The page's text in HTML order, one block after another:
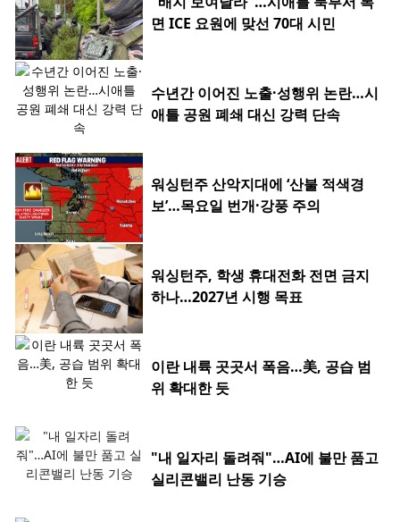
면 ICE 요원에 맞선 70대 시민
수년간 이어진 노출·성행위 논란…시
애틀 공원 폐쇄 대신 강력 단속
워싱턴주 산악지대에 ‘산불 적색경
보’…목요일 번개·강풍 주의
워싱턴주, 학생 휴대전화 전면 금지
하나…2027년 시행 목표
이란 내륙 곳곳서 폭음…美, 공습 범
위 확대한 듯
"내 일자리 돌려줘"…AI에 불만 품고
실리콘밸리 난동 기승